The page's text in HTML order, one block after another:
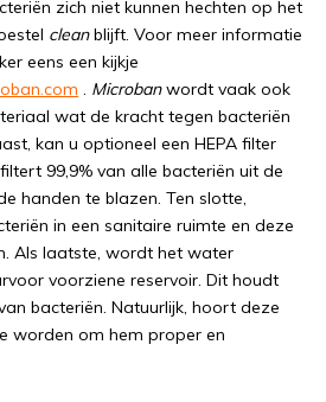
zich niet kunnen hechten op het
cleanblijft. Voor meer informatie
eens een kijkje
. Microbanwordt vaak ook
wat de kracht tegen bacteriën
kan u optioneel een HEPA filter
99,9% van alle bacteriën uit de
handen te blazen. Ten slotte,
in een sanitaire ruimte en deze
Als laatste, wordt het water
voorziene reservoir. Dit houdt
bacteriën. Natuurlijk, hoort deze
worden om hem proper en